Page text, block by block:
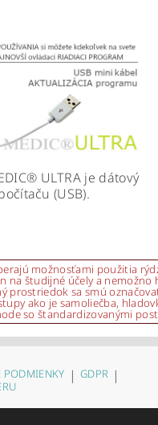
ULTRA je dátový
(USB).
možnosťami použitia
na študijné účely a
prostriedok sa smú
ako je samoliečba,
so štandardizovanými
PODMIENKY | GDPR |